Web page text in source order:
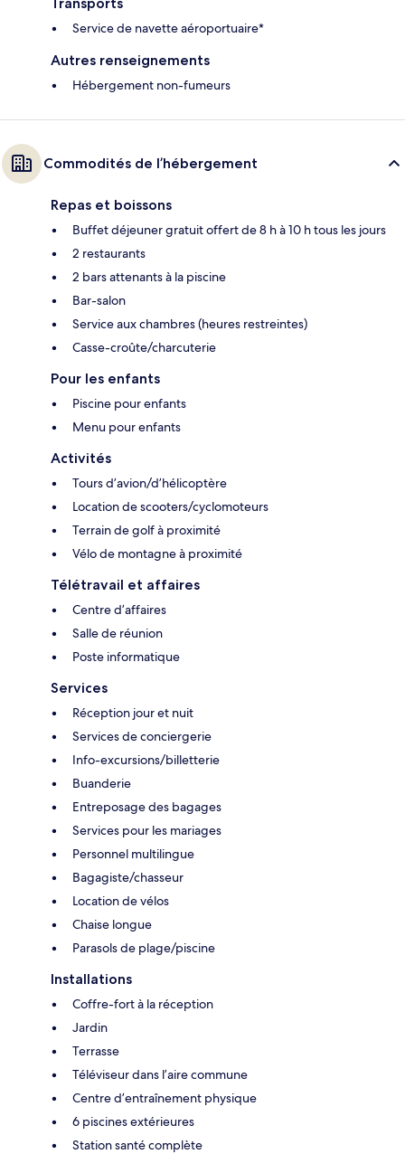
Service de navette aéroportuaire*
Autres renseignements
Hébergement non-fumeurs
Commodités de l’hébergement
Repas et boissons
Buffet déjeuner gratuit offert de 8 h à 10 h tous les jours
2 restaurants
2 bars attenants à la piscine
Bar-salon
Service aux chambres (heures restreintes)
Casse-croûte/charcuterie
Pour les enfants
Piscine pour enfants
Menu pour enfants
Activités
Tours d’avion/d’hélicoptère
Location de scooters/cyclomoteurs
Terrain de golf à proximité
Vélo de montagne à proximité
Télétravail et affaires
Centre d’affaires
Salle de réunion
Poste informatique
Services
Réception jour et nuit
Services de conciergerie
Info-excursions/billetterie
Buanderie
Entreposage des bagages
Services pour les mariages
Personnel multilingue
Bagagiste/chasseur
Location de vélos
Chaise longue
Parasols de plage/piscine
Installations
Coffre-fort à la réception
Jardin
Terrasse
Téléviseur dans l’aire commune
Centre d’entraînement physique
6 piscines extérieures
Station santé complète